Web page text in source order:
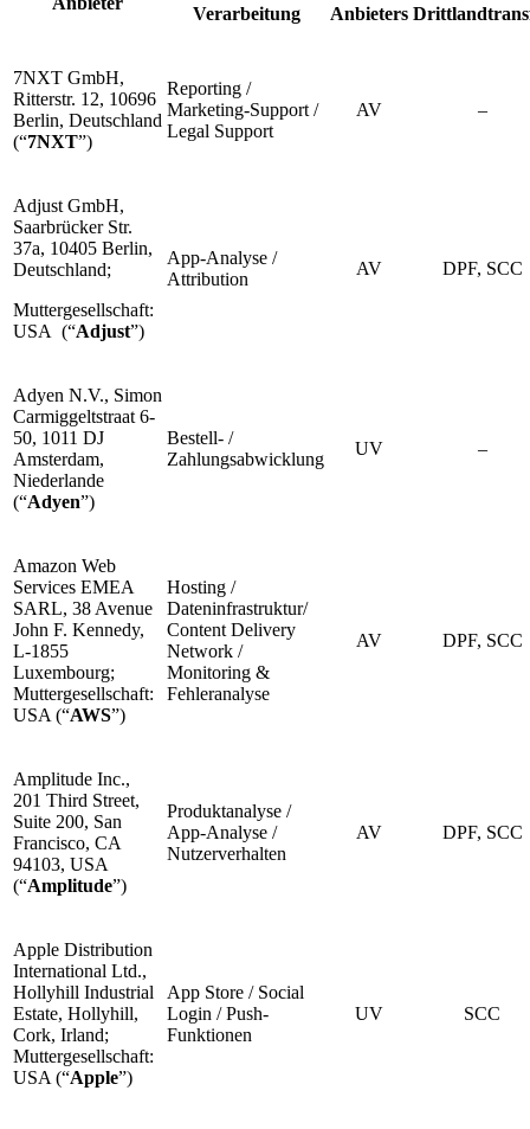
Verarbeitung
Anbieters
7NXT GmbH,
Ritterstr. 12, 10696
Berlin, Deutschland
(“7NXT”)
Reporting /
Marketing-Support /
Legal Support
AV –
Adjust GmbH,
Saarbrücker Str.
37a, 10405 Berlin,
Deutschland;
Muttergesellschaft:
USA (“Adjust”)
App-Analyse /
Attribution
AV DPF, SCC
Adyen N.V., Simon
Carmiggeltstraat 6-
50, 1011 DJ
Amsterdam,
Niederlande
(“Adyen”)
Bestell- /
Zahlungsabwicklung
UV –
Amazon Web
Services EMEA
SARL, 38 Avenue
John F. Kennedy,
L-1855
Luxembourg;
Muttergesellschaft:
USA (“AWS”)
Hosting /
Dateninfrastruktur/
Content Delivery
Network /
Monitoring &
Fehleranalyse
AV DPF, SCC
Amplitude Inc.,
201 Third Street,
Suite 200, San
Francisco, CA
94103, USA
(“Amplitude”)
Produktanalyse /
App-Analyse /
Nutzerverhalten
AV DPF, SCC
Apple Distribution
International Ltd.,
Hollyhill Industrial
Estate, Hollyhill,
Cork, Irland;
Muttergesellschaft:
USA (“Apple”)
App Store / Social
Login / Push-
Funktionen
UV SCC